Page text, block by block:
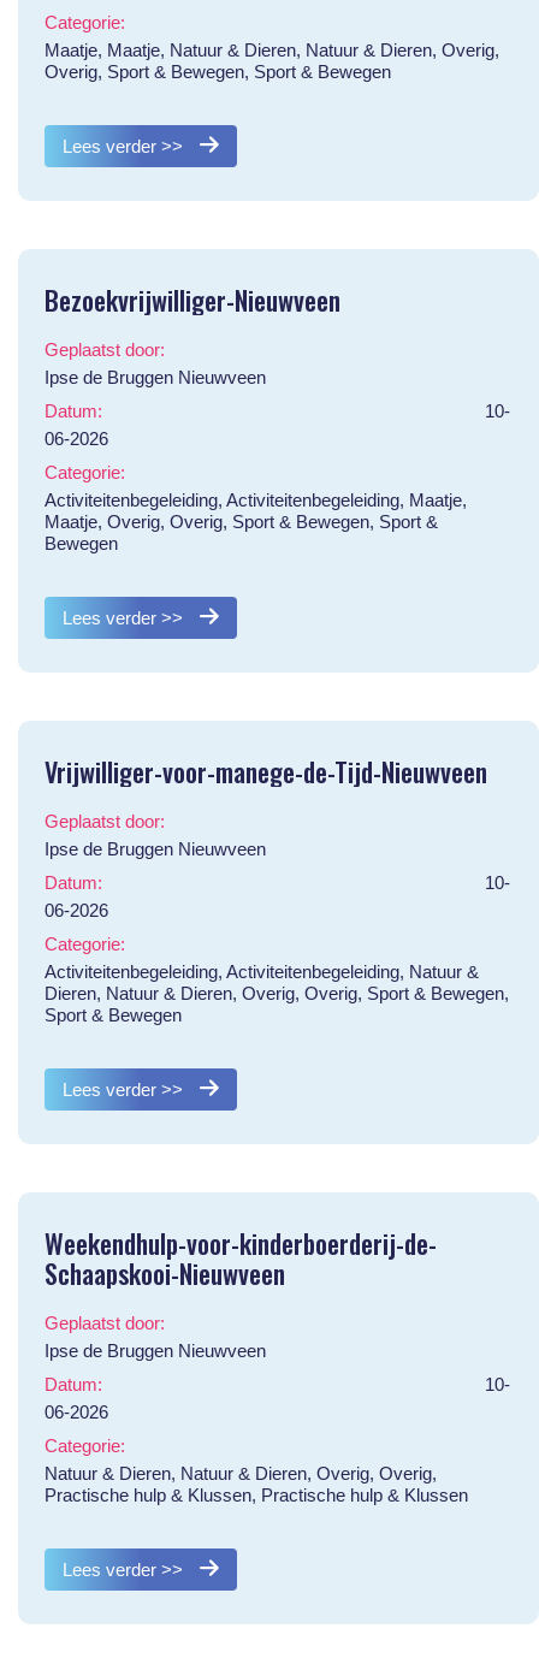
Categorie:
Maatje, Maatje, Natuur & Dieren, Natuur & Dieren, Overig,
Overig, Sport & Bewegen, Sport & Bewegen
Lees verder >>
Bezoekvrijwilliger-Nieuwveen
Geplaatst door:
Ipse de Bruggen Nieuwveen
Datum:
10-
06-2026
Categorie:
Activiteitenbegeleiding, Activiteitenbegeleiding, Maatje,
Maatje, Overig, Overig, Sport & Bewegen, Sport &
Bewegen
Lees verder >>
Vrijwilliger-voor-manege-de-Tijd-Nieuwveen
Geplaatst door:
Ipse de Bruggen Nieuwveen
Datum:
10-
06-2026
Categorie:
Activiteitenbegeleiding, Activiteitenbegeleiding, Natuur &
Dieren, Natuur & Dieren, Overig, Overig, Sport & Bewegen,
Sport & Bewegen
Lees verder >>
Weekendhulp-voor-kinderboerderij-de-
Schaapskooi-Nieuwveen
Geplaatst door:
Ipse de Bruggen Nieuwveen
Datum:
10-
06-2026
Categorie:
Natuur & Dieren, Natuur & Dieren, Overig, Overig,
Practische hulp & Klussen, Practische hulp & Klussen
Lees verder >>